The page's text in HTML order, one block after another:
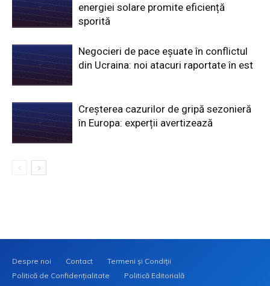
energiei solare promite eficiență
sporită
Negocieri de pace eșuate în conflictul
din Ucraina: noi atacuri raportate în est
Creșterea cazurilor de gripă sezonieră
în Europa: experții avertizează
Despre noi Contact
Termeni și Condiții
Politică de Confidențialitate
Politică Editorială